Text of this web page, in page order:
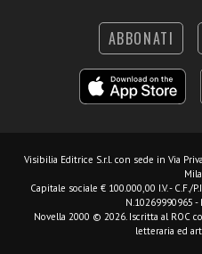
ABBONATI
Visibilia Editrice S.r.l. con sede in Via
Capitale sociale € 100.000,00 I.V. - C.F./
N.10269990965 -
Novella 2000 © 2026. Iscritta al ROC
letteraria ed